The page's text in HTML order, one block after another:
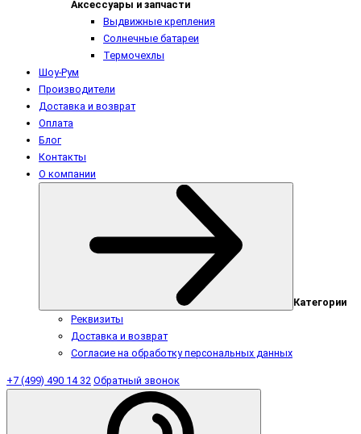
Аксессуары и запчасти
Выдвижные крепления
Солнечные батареи
Термочехлы
Шоу-Рум
Производители
Доставка и возврат
Оплата
Блог
Контакты
О компании
Категории
Реквизиты
Доставка и возврат
Согласие на обработку персональных данных
+7 (499) 490 14 32 Обратный звонок